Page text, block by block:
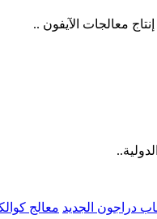
معالجات الآيفون ..
دراجون الجديد معالج